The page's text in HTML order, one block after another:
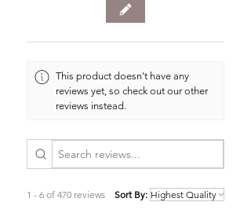
This product doesn't have any
reviews yet, so check out our other
reviews instead.
1 - 6 of 470 reviews Sort By: